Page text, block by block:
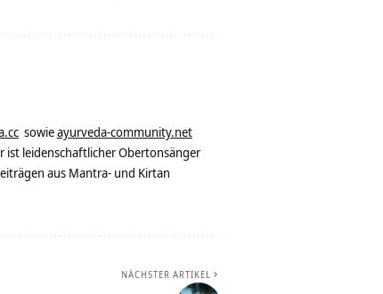
sowieayurveda-community.net
ist leidenschaftlicher Obertonsänger
aus Mantra- und Kirtan
NÄCHSTER ARTIKEL